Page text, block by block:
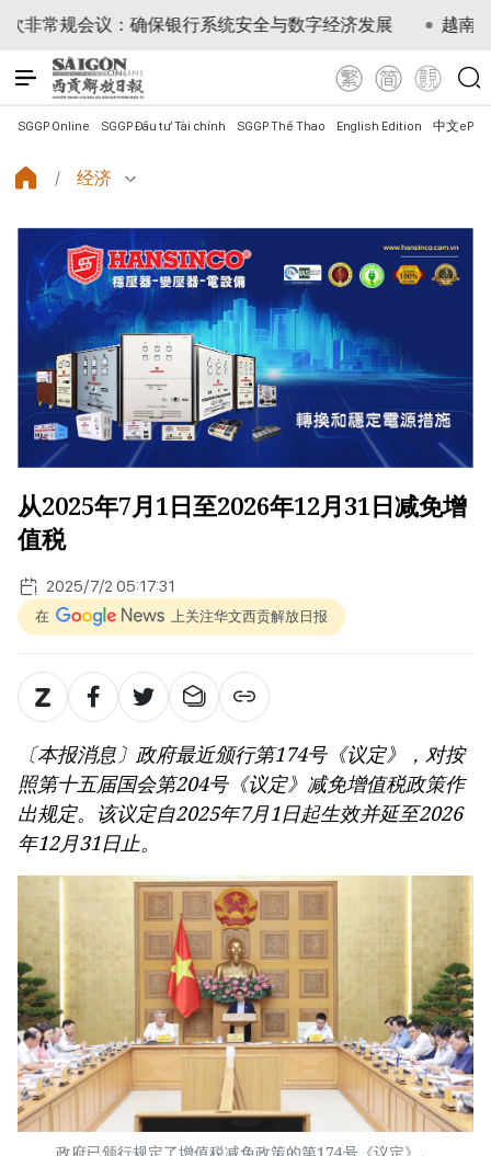
议：确保银行系统安全与数字经济发展 越南共产党中
SGGP Online SGGP Đầu tư Tài chính SGGP Thể Thao English Edition 中文
经济
从2025年7月1日至2026年12月31日减免增
值税
2025/7/2 05:17:31
在 上关注华文西贡解放日报
〔本报消息〕政府最近颁行第174号《议定》，对按
照第十五届国会第204号《议定》减免增值税政策作
出规定。该议定自2025年7月1日起生效并延至2026
年12月31日止。